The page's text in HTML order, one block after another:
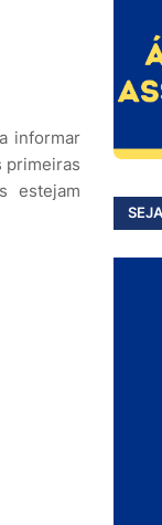
informar
primeiras
estejam